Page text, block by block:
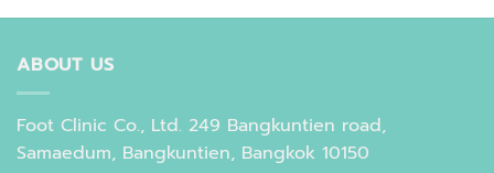
ABOUT US
Foot Clinic Co., Ltd. 249 Bangkuntien road,
Samaedum, Bangkuntien, Bangkok 10150